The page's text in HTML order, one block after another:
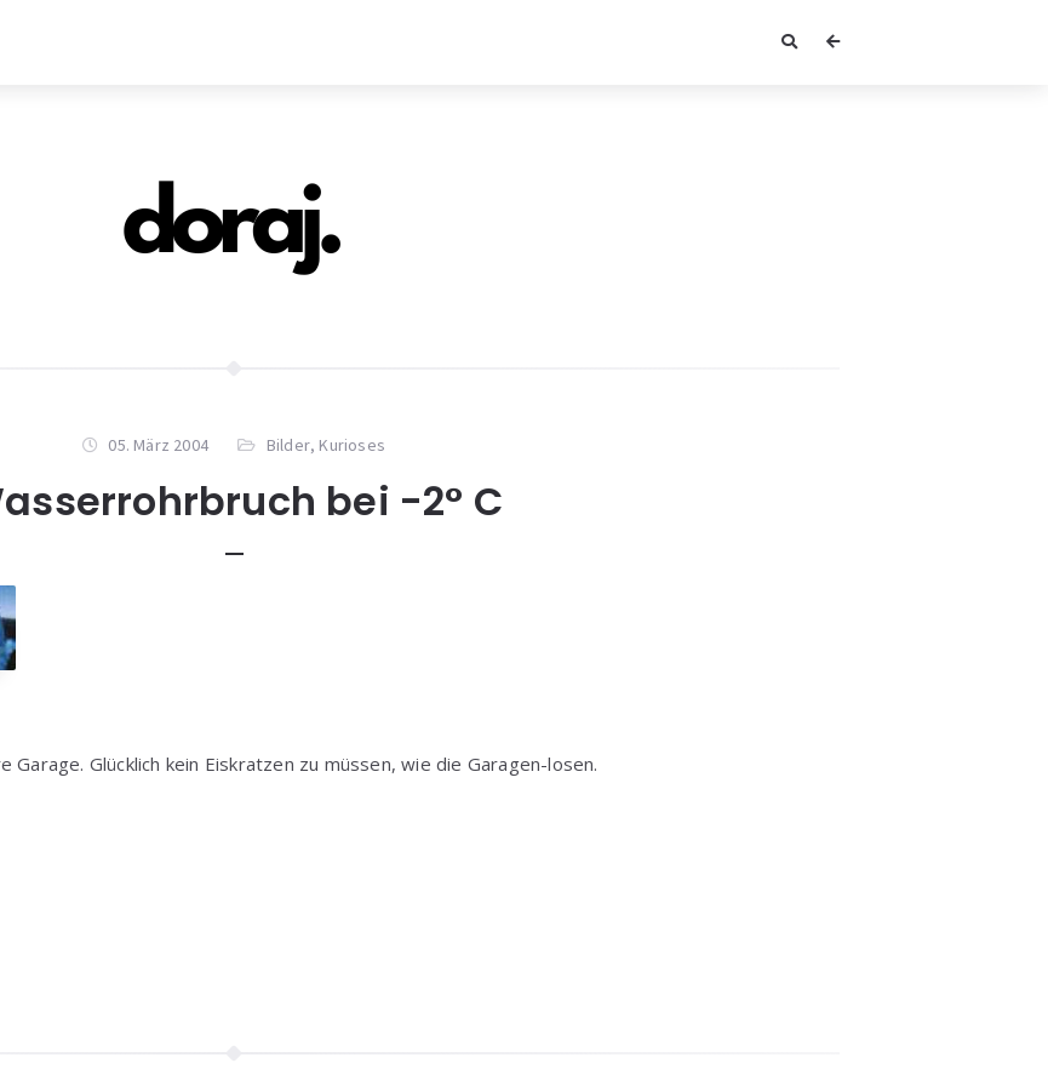
05. März 2004 Bilder, Kurioses
bei -2° C
Garage. Glücklich kein Eiskratzen zu müssen, wie die Garagen-losen.